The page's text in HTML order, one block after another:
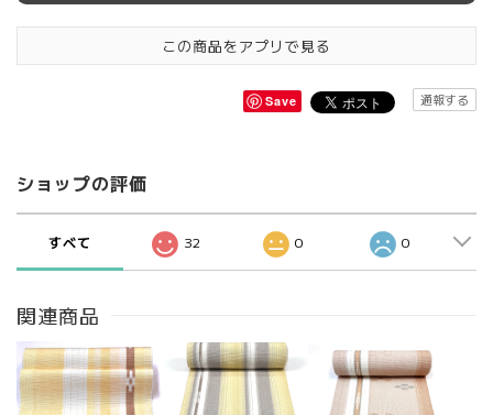
この商品をアプリで見る
Save 通報する
ショップの評価
すべて 32 0 0
関連商品